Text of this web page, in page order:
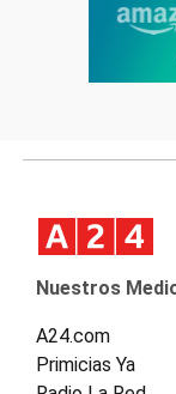
Nuestros
A24.com
Primicias Ya